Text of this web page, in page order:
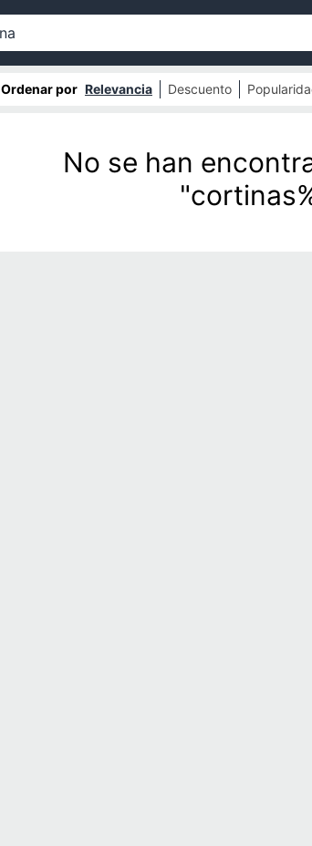
Ordenar por Relevancia Descuento
No se han